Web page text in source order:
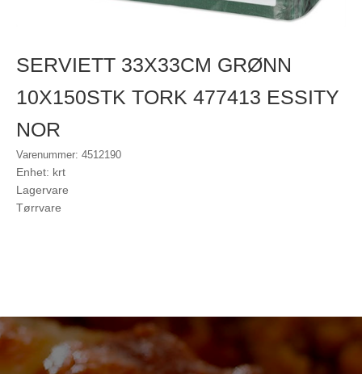
SERVIETT 33X33CM GRØNN
10X150STK TORK 477413 ESSITY
NOR
Varenummer: 4512190
Enhet: krt
Lagervare
Tørrvare